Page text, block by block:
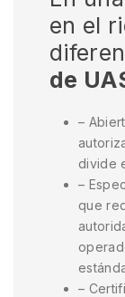
en el
de
–
divide
–
que
–